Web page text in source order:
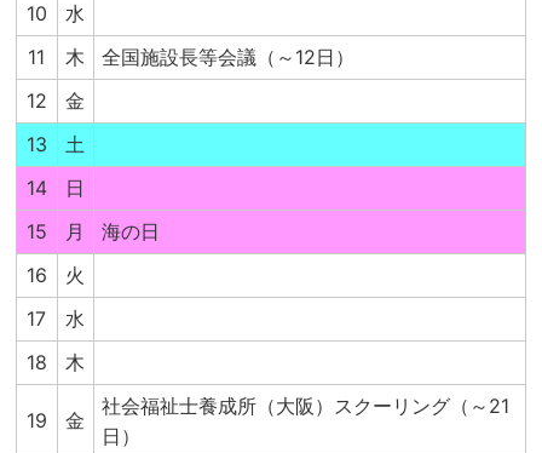
10
水
11
木
全国施設長等会議（～12日）
12
金
13
土
14
日
15
月
海の日
16
火
17
水
18
木
19 金
社会福祉士養成所（大阪）スクーリング（～21
日）